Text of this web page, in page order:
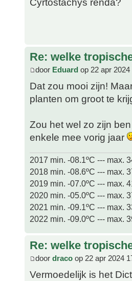
Re: welke
door Eduard op 22 apr 2024
Dat zou mooi zijn!
planten om groot te
Zou het wel zo zijn
enkele mee vorig jaar
2017 min. -08.1ºC --- max.
2018 min. -08.6ºC --- max.
2019 min. -07.0ºC --- max.
2020 min. -05.0ºC --- max.
2021 min. -09.1ºC --- max.
2022 min. -09.0ºC --- max.
Re: welke
door draco op 22 apr 2024
Vermoedelijk is het